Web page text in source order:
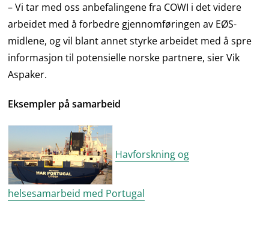
– Vi tar med oss anbefalingene fra COWI i det videre
arbeidet med å forbedre gjennomføringen av EØS-
midlene, og vil blant annet styrke arbeidet med å spre
informasjon til potensielle norske partnere, sier Vik
Aspaker.
Eksempler på samarbeid
Havforskning og
helsesamarbeid med Portugal